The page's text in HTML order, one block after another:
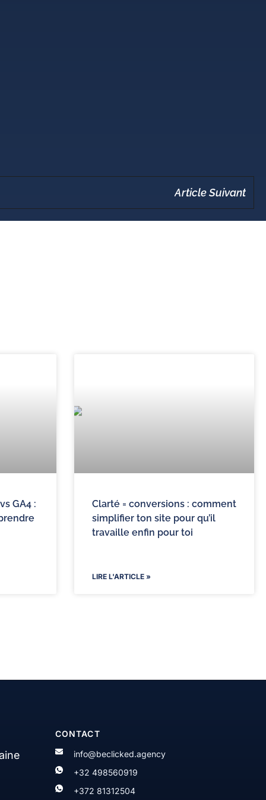
Article Suivant
GA4 :
Clarté = conversions : comment
simplifier ton site pour qu’il
travaille enfin pour toi
LIRE L'ARTICLE »
CONTACT
info@beclicked.agency
+32 498560919
+372 81312504